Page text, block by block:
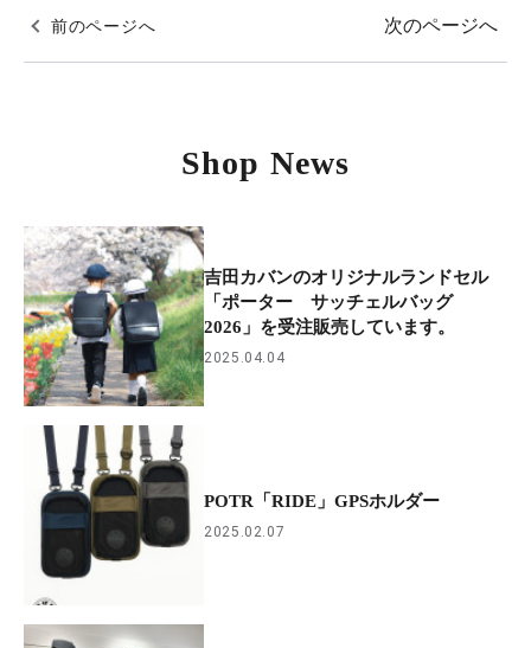
前のページへ 次のページへ
Shop News
吉田カバンのオリジナルランドセル
「ポーター サッチェルバッグ
2026」を受注販売しています。
2025.04.04
POTR「RIDE」GPSホルダー
2025.02.07